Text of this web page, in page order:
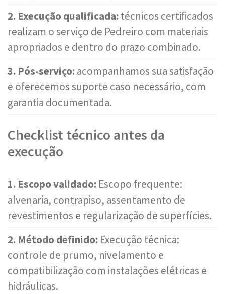
2. Execução qualificada: técnicos certificados
realizam o serviço de Pedreiro com materiais
apropriados e dentro do prazo combinado.
3. Pós-serviço: acompanhamos sua satisfação
e oferecemos suporte caso necessário, com
garantia documentada.
Checklist técnico antes da
execução
1. Escopo validado: Escopo frequente:
alvenaria, contrapiso, assentamento de
revestimentos e regularização de superfícies.
2. Método definido: Execução técnica:
controle de prumo, nivelamento e
compatibilização com instalações elétricas e
hidráulicas.